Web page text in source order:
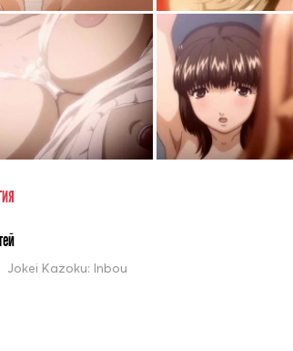
Jokei Kazoku: Inbou